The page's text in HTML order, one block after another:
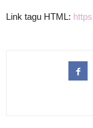
Link tagu HTML: